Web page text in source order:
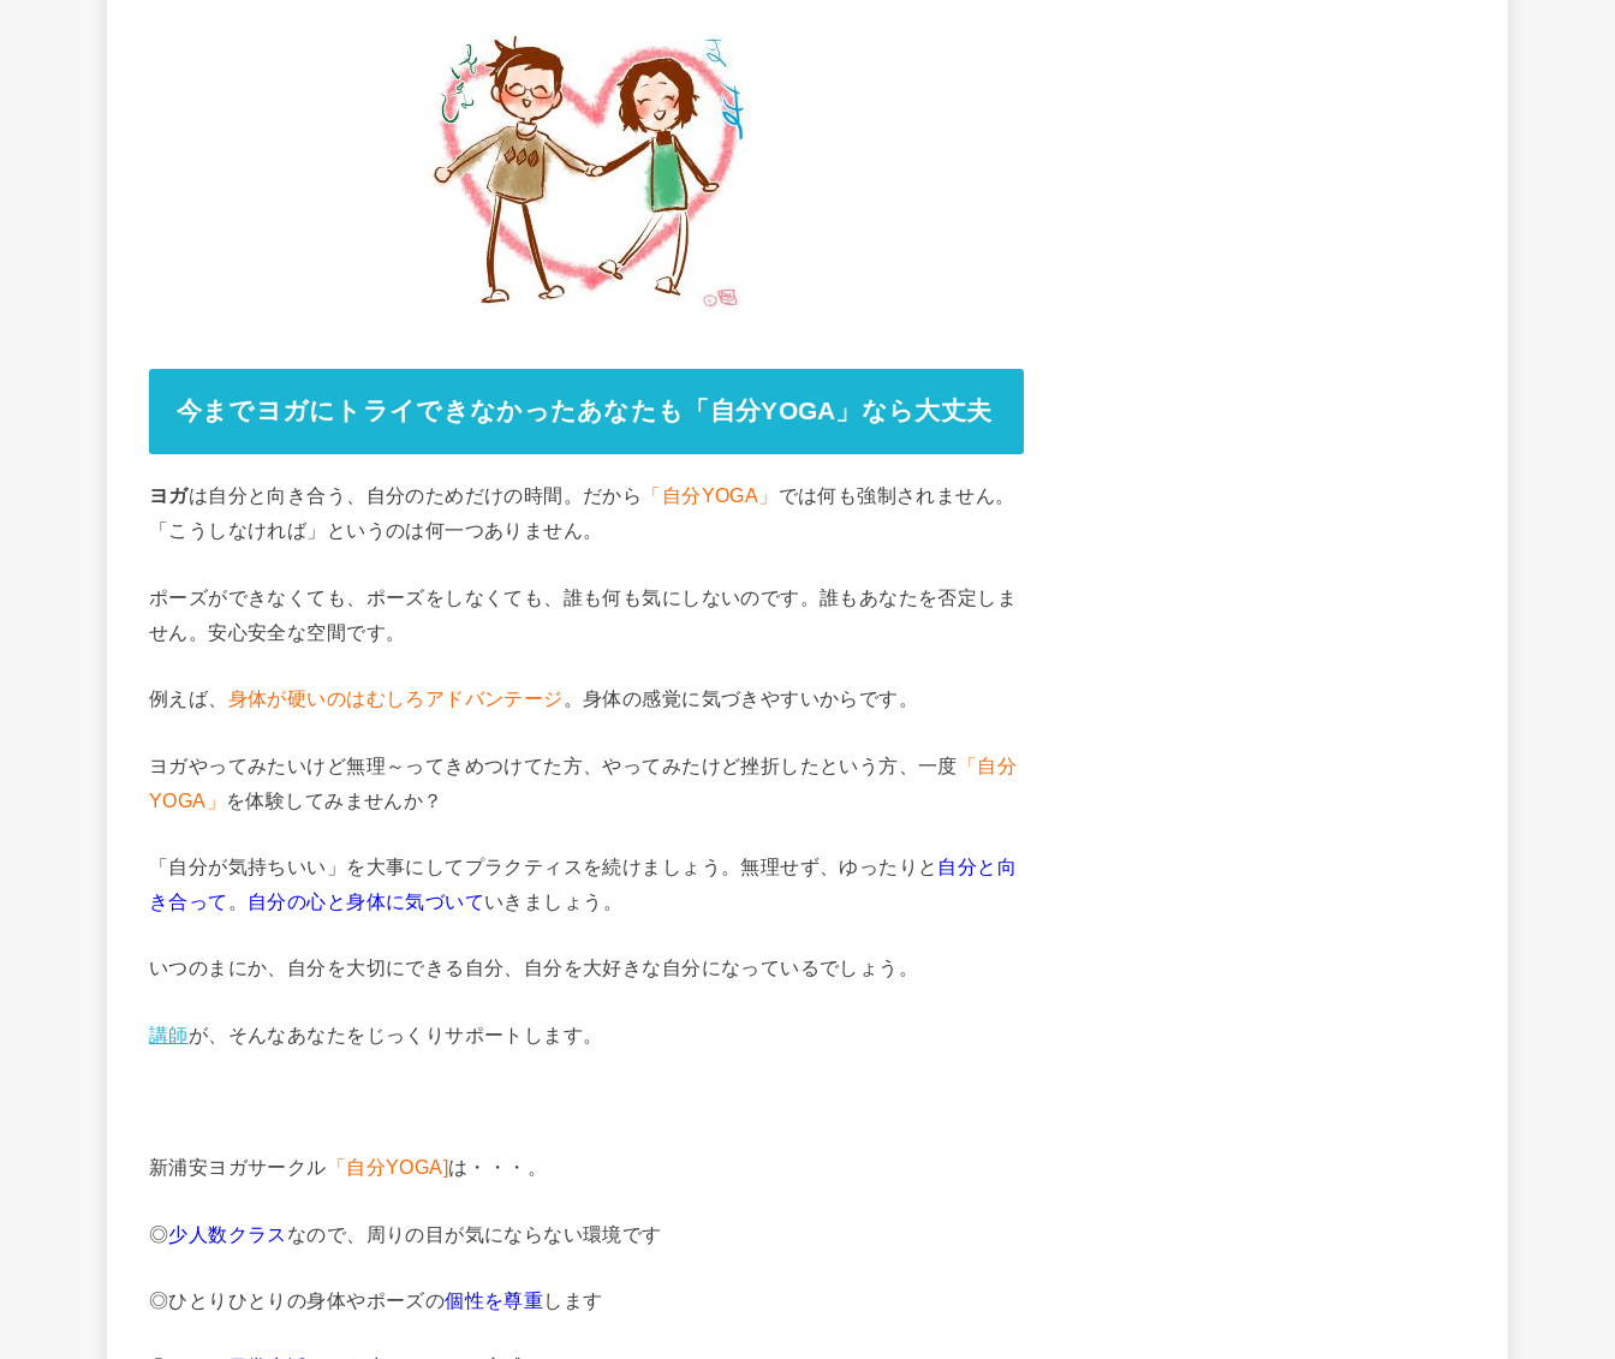
今までヨガにトライできなかったあなたも「自分YOGA」なら大丈夫
ヨガは自分と向き合う、自分のためだけの時間。だから 「自分YOGA」 では何も強制されません。
「こうしなければ」というのは何一つありません。
ポーズができなくても、ポーズをしなくても、誰も何も気にしないのです。誰もあなたを否定しま
せん。安心安全な空間です。
例えば、 身体が硬いのはむしろアドバンテージ 。身体の感覚に気づきやすいからです。
ヨガやってみたいけど無理～ってきめつけてた方、やってみたけど挫折したという方、一度 「自分
YOGA」
を体験してみませんか？
「自分が気持ちいい」を大事にしてプラクティスを続けましょう。無理せず、ゆったりと 自分と向
き合って 。 自分の心と身体に気づいていきましょう。
いつのまにか、自分を大切にできる自分、自分を大好きな自分になっているでしょう。
講師が、そんなあなたをじっくりサポートします。
新浦安ヨガサークル 「自分YOGA]は・・・。
◎少人数クラス なので、周りの目が気にならない環境です
◎ひとりひとりの身体やポーズの個性を尊重します